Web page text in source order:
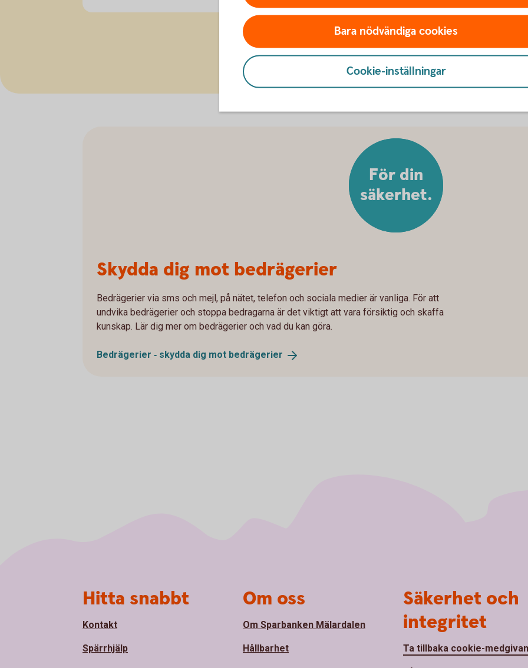
För din
säkerhet.
Skydda dig mot bedrägerier
Bedrägerier via sms och mejl, på nätet, telefon och sociala medier är vanliga. För att
undvika bedrägerier och stoppa bedragarna är det viktigt att vara försiktig och skaffa
kunskap. Lär dig mer om bedrägerier och vad du kan göra.
Bedrägerier ‐ skydda dig mot bedrägerier
Bara nödvändiga cookies
Cookie-inställningar
Hitta snabbt
Kontakt
Spärrhjälp
Om oss
Om Sparbanken Mälardalen
Hållbarhet
Säkerhet och
integritet
Ta tillbaka cookie-